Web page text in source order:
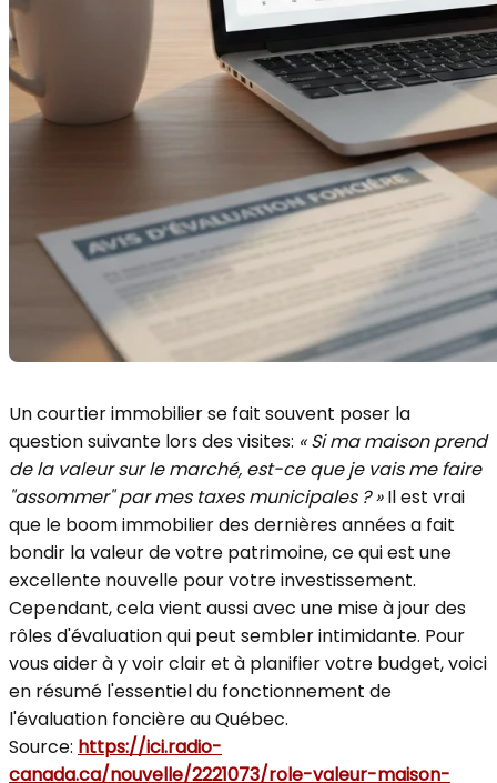
Un courtier immobilier se fait souvent poser la
question suivante lors des visites: « Si ma maison prend
de la valeur sur le marché, est-ce que je vais me faire
"assommer" par mes taxes municipales ? »Il est vrai
que le boom immobilier des dernières années a fait
bondir la valeur de votre patrimoine, ce qui est une
excellente nouvelle pour votre investissement.
Cependant, cela vient aussi avec une mise à jour des
rôles d'évaluation qui peut sembler intimidante. Pour
vous aider à y voir clair et à planifier votre budget, voici
en résumé l'essentiel du fonctionnement de
l'évaluation foncière au Québec.
Source: https://ici.radio-
canada.ca/nouvelle/2221073/role-valeur-maison-